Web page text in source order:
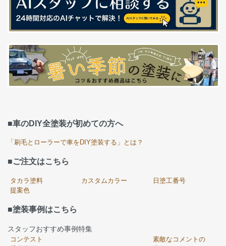
■車のDIY全塗装が初めての方へ
「刷毛とローラーで車をDIY塗装する」とは？
■ご注文はこちら
タカラ塗料
提案色
カスタムカラー 日塗工番号
■塗装事例はこちら
スタッフおすすめ事例特集
コンテスト
素敵なコメントの